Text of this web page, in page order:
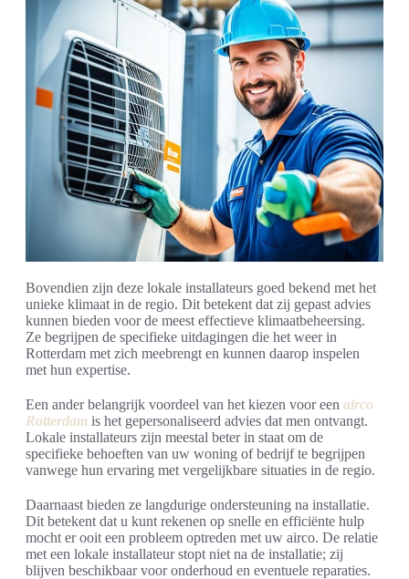
Bovendien zijn deze lokale installateurs goed bekend met het
unieke klimaat in de regio. Dit betekent dat zij gepast advies
kunnen bieden voor de meest effectieve klimaatbeheersing.
Ze begrijpen de specifieke uitdagingen die het weer in
Rotterdam met zich meebrengt en kunnen daarop inspelen
met hun expertise.
Een ander belangrijk voordeel van het kiezen voor een airco
Rotterdam is het gepersonaliseerd advies dat men ontvangt.
Lokale installateurs zijn meestal beter in staat om de
specifieke behoeften van uw woning of bedrijf te begrijpen
vanwege hun ervaring met vergelijkbare situaties in de regio.
Daarnaast bieden ze langdurige ondersteuning na installatie.
Dit betekent dat u kunt rekenen op snelle en efficiënte hulp
mocht er ooit een probleem optreden met uw airco. De relatie
met een lokale installateur stopt niet na de installatie; zij
blijven beschikbaar voor onderhoud en eventuele reparaties.